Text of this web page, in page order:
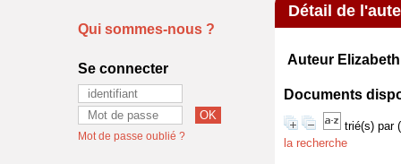
Détail de
Auteur
Documents
trié(s) par
la recherche
Qui sommes-nous ?
Se connecter
Mot de passe oublié ?